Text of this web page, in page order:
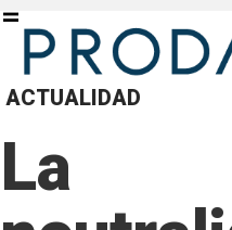
ACTUALIDAD
La